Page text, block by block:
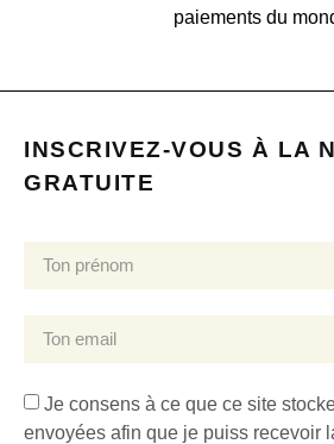
paiements du
INSCRIVEZ-VOUS À LA
GRATUITE
Je consens à ce que ce site
envoyées afin que je puiss recevoir